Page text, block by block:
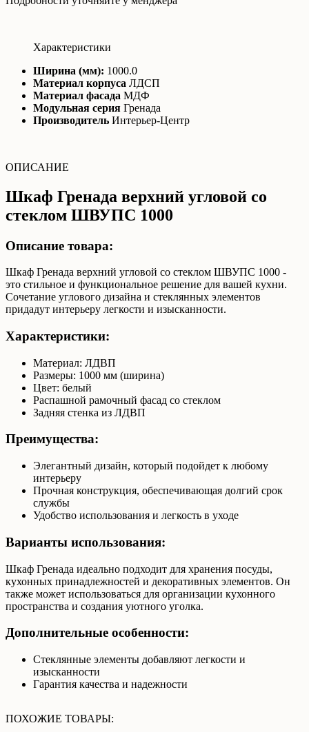
Характеристики
Ширина (мм): 1000.0
Материал корпуса ЛДСП
Материал фасада МДФ
Модульная серия Гренада
Производитель Интерьер-Центр
ОПИСАНИЕ
Шкаф Гренада верхний угловой со
стеклом ШВУПС 1000
Описание товара:
Шкаф Гренада верхний угловой со стеклом ШВУПС 1000 -
это стильное и функциональное решение для вашей кухни.
Сочетание углового дизайна и стеклянных элементов
придадут интерьеру легкости и изысканности.
Характеристики:
Материал: ЛДВП
Размеры: 1000 мм (ширина)
Цвет: белый
Распашной рамочный фасад со стеклом
Задняя стенка из ЛДВП
Преимущества:
Элегантный дизайн, который подойдет к любому
интерьеру
Прочная конструкция, обеспечивающая долгий срок
службы
Удобство использования и легкость в уходе
Варианты использования:
Шкаф Гренада идеально подходит для хранения посуды,
кухонных принадлежностей и декоративных элементов. Он
также может использоваться для организации кухонного
пространства и создания уютного уголка.
Дополнительные особенности:
Стеклянные элементы добавляют легкости и
изысканности
Гарантия качества и надежности
ПОХОЖИЕ ТОВАРЫ: